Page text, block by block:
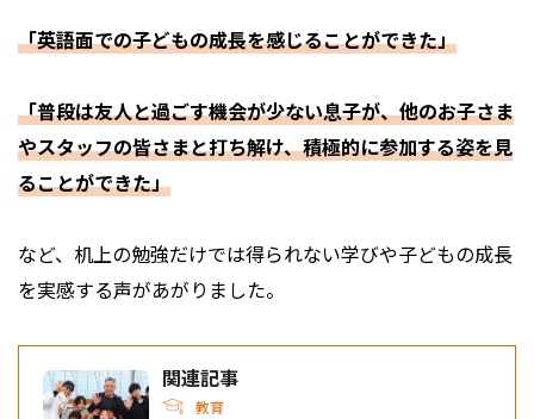
「英語面での子どもの成長を感じることができた」
「普段は友人と過ごす機会が少ない息子が、他のお子さま
やスタッフの皆さまと打ち解け、積極的に参加する姿を見
ることができた」
など、机上の勉強だけでは得られない学びや子どもの成長
を実感する声があがりました。
関連記事
教育